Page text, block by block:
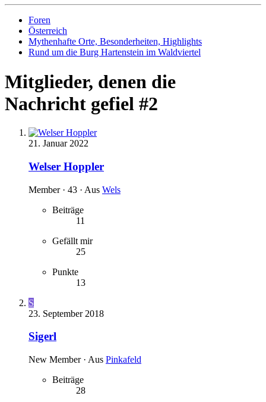
Foren
Österreich
Mythenhafte Orte, Besonderheiten, Highlights
Rund um die Burg Hartenstein im Waldviertel
Mitglieder, denen die
Nachricht gefiel #2
21. Januar 2022
Welser Hoppler
Member · 43 · Aus Wels
Beiträge
11
Gefällt mir
25
Punkte
13
S
23. September 2018
Sigerl
New Member · Aus Pinkafeld
Beiträge
28